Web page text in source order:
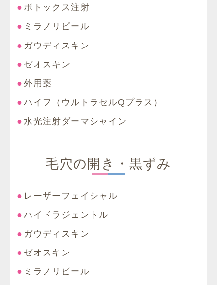
ボトックス注射
ミラノリピール
ガウディスキン
ゼオスキン
外用薬
ハイフ（ウルトラセルQプラス）
水光注射ダーマシャイン
毛穴の開き・黒ずみ
レーザーフェイシャル
ハイドラジェントル
ガウディスキン
ゼオスキン
ミラノリピール